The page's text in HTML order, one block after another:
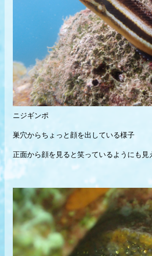
ニジギンポ
巣穴からちょっと顔を出している様子
正面から顔を見ると笑っているようにも見